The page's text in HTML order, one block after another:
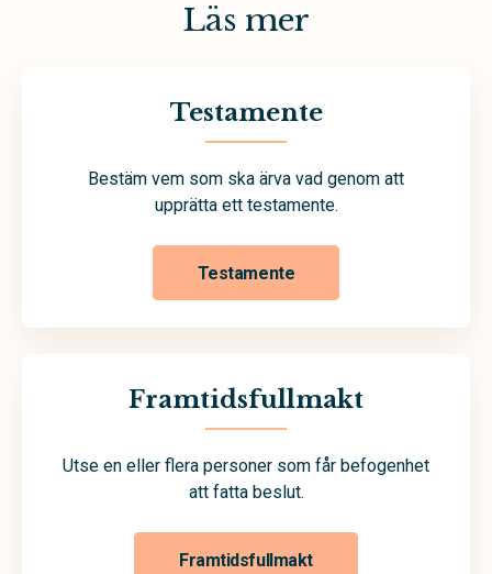
Läs mer
Testamente
Bestäm vem som ska ärva vad genom att
upprätta ett testamente.
Testamente
Framtidsfullmakt
Utse en eller flera personer som får befogenhet
att fatta beslut.
Framtidsfullmakt